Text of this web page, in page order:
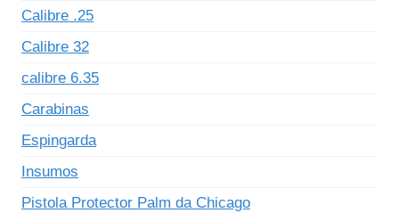
Calibre .25
Calibre 32
calibre 6.35
Carabinas
Espingarda
Insumos
Pistola Protector Palm da Chicago